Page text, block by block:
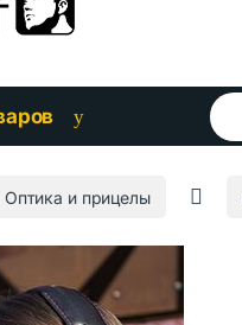
Оптика и прицелы